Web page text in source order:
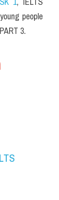
people
3.